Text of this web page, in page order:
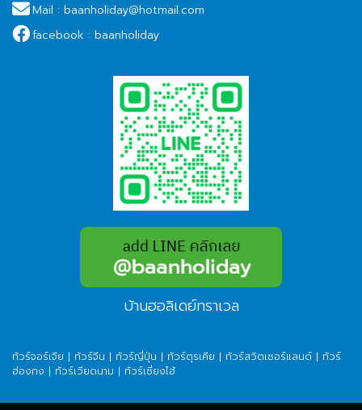
Mail : baanholiday@hotmail.com
facebook : baanholiday
บ้านฮอลิเดย์ทราเวล
ทัวร์จอร์เจีย | ทัวร์จีน | ทัวร์ญี่ปุ่น | ทัวร์ตุรเคีย | ทัวร์สวิตเซอร์แลนด์ | ทัวร์
ฮ่องกง | ทัวร์เวียดนาม | ทัวร์เซี่ยงไฮ้